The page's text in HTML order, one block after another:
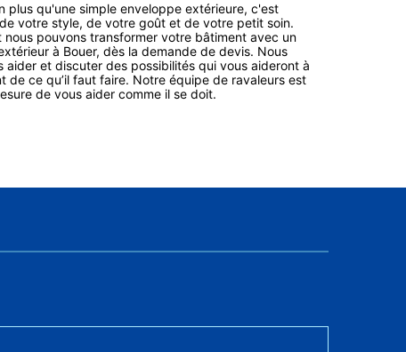
plus qu'une simple enveloppe extérieure, c'est
votre style, de votre goût et de votre petit soin.
nous pouvons transformer votre bâtiment avec un
à Bouer, dès la demande de devis. Nous
aider et discuter des possibilités qui vous aideront à
de ce qu’il faut faire. Notre équipe de ravaleurs est
de vous aider comme il se doit.